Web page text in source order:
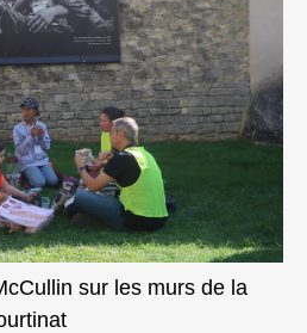
sur les murs de la